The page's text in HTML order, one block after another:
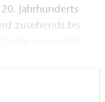
Jahrhunderts
zusehends bis
eingestellt
die Kirche